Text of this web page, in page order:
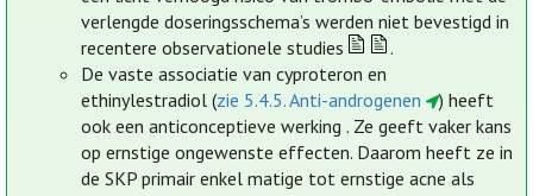
verlengde doseringsschema’s werden niet bevestigd in
recentere observationele studies
.
De vaste associatie van cyproteron en
ethinylestradiol (zie 5.4.5. Anti-androgenen
) heeft
ook een anticonceptieve werking . Ze geeft vaker kans
op ernstige ongewenste effecten. Daarom heeft ze in
de SKP primair enkel matige tot ernstige acne als